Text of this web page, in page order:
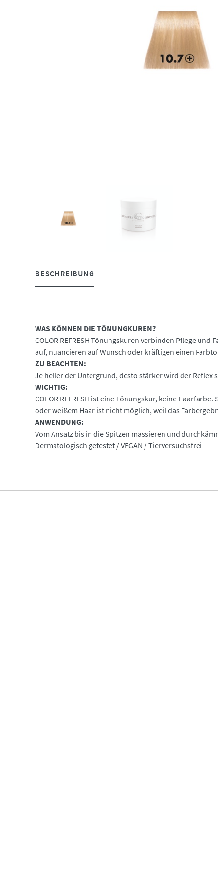
BESCHREIBUNG
WAS KÖNNEN DIE TÖNUNGKUREN?
COLOR REFRESH Tönungskuren verbinden Pflege
auf, nuancieren auf Wunsch oder kräftigen einen
ZU BEACHTEN:
Je heller der Untergrund, desto stärker wird der Reflex
WICHTIG:
COLOR REFRESH ist eine Tönungskur, keine
oder weißem Haar ist nicht möglich, weil das
ANWENDUNG:
Vom Ansatz bis in die Spitzen massieren und
Dermatologisch getestet / VEGAN / Tierversuchsfrei